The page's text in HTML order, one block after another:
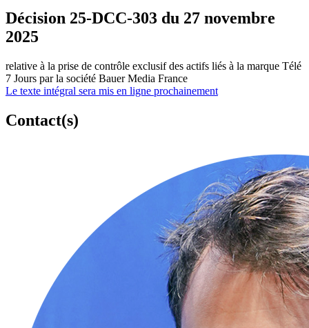
Décision 25-DCC-303 du 27 novembre
2025
relative à la prise de contrôle exclusif des actifs liés à la marque Télé
7 Jours par la société Bauer Media France
Le texte intégral sera mis en ligne prochainement
Contact(s)